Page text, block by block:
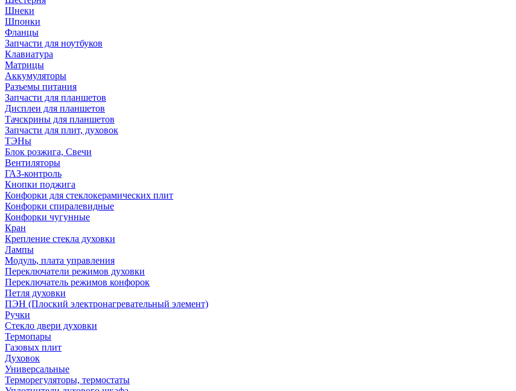
Шнеки
Шпонки
Фланцы
Запчасти для ноутбуков
Клавиатура
Матрицы
Аккумуляторы
Разъемы питания
Запчасти для планшетов
Дисплеи для планшетов
Тачскрины для планшетов
Запчасти для плит, духовок
ТЭНы
Блок розжига, Свечи
Вентиляторы
ГАЗ-контроль
Кнопки поджига
Конфорки для стеклокерамических плит
Конфорки спиралевидные
Конфорки чугунные
Кран
Крепление стекла духовки
Лампы
Модуль, плата управления
Переключатели режимов духовки
Переключатель режимов конфорок
Петля духовки
ПЭН (Плоский электронагревательный элемент)
Ручки
Стекло двери духовки
Термопары
Газовых плит
Духовок
Универсальные
Терморегуляторы, термостаты